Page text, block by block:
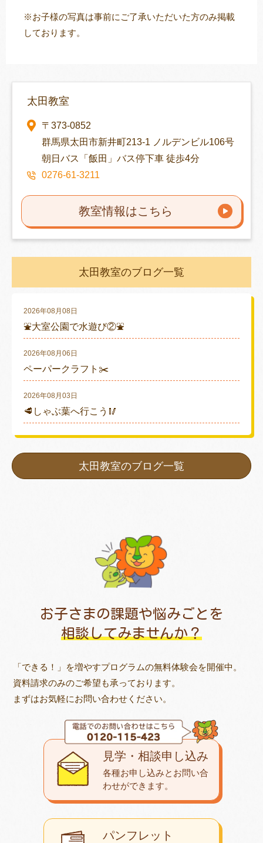
※お子様の写真は事前にご了承いただいた方のみ掲載
しております。
太田教室
〒373-0852
群馬県太田市新井町213-1 ノルデンビル106号
朝日バス「飯田」バス停下車 徒歩4分
0276-61-3211
教室情報はこちら
太田教室のブログ一覧
2026年08月08日
⛲大室公園で水遊び②⛲
2026年08月06日
ペーパークラフト✂️
2026年08月03日
🥩しゃぶ葉へ行こう🥢
太田教室のブログ一覧
お子さまの課題や悩みごとを
相談してみませんか？
「できる！」を増やすプログラムの無料体験会を開催中。
資料請求のみのご希望も承っております。
まずはお気軽にお問い合わせください。
パンフレット
見学・相談申し込み
各種お申し込みとお問い合
わせができます。